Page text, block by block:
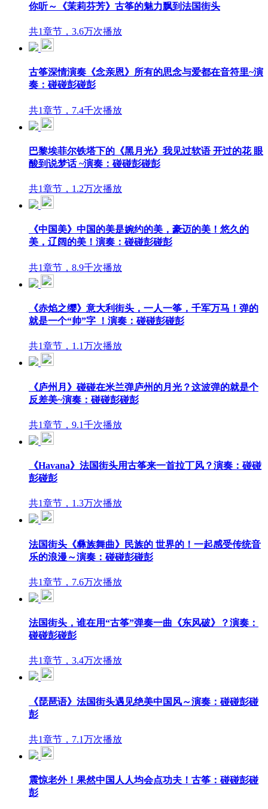
你听～《茉莉芬芳》古筝的魅力飘到法国街头
共1章节，3.6万次播放
古筝深情演奏《念亲恩》所有的思念与爱都在音符里~演
奏：碰碰彭碰彭
共1章节，7.4千次播放
巴黎埃菲尔铁塔下的《黑月光》我见过软语 开过的花 眼
酸到说梦话 ~演奏：碰碰彭碰彭
共1章节，1.2万次播放
《中国美》中国的美是婉约的美，豪迈的美！悠久的
美，辽阔的美！演奏：碰碰彭碰彭
共1章节，8.9千次播放
《赤焰之缨》意大利街头，一人一筝，千军万马！弹的
就是一个“帅”字 ！演奏：碰碰彭碰彭
共1章节，1.1万次播放
《庐州月》碰碰在米兰弹庐州的月光？这波弹的就是个
反差美~演奏：碰碰彭碰彭
共1章节，9.1千次播放
《Havana》法国街头用古筝来一首拉丁风？演奏：碰碰
彭碰彭
共1章节，1.3万次播放
法国街头《彝族舞曲》民族的 世界的！一起感受传统音
乐的浪漫～演奏：碰碰彭碰彭
共1章节，7.6万次播放
法国街头，谁在用“古筝”弹奏一曲《东风破》？演奏：
碰碰彭碰彭
共1章节，3.4万次播放
《琵琶语》法国街头遇见绝美中国风～演奏：碰碰彭碰
彭
共1章节，7.1万次播放
震惊老外！果然中国人人均会点功夫！古筝：碰碰彭碰
彭